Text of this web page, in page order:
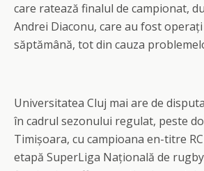
care ratează finalul de campionat,
Andrei Diaconu, care au fost
săptămână, tot din cauza
Universitatea Cluj mai are de
în cadrul sezonului regulat, peste
Timișoara, cu campioana en-titre
etapă SuperLiga Națională de